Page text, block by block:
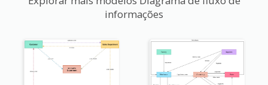
informações